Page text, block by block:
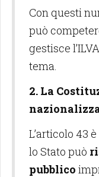
Con questi
può
gestisce
tema.
2. La
L’articolo 43
lo Stato può
pubblico